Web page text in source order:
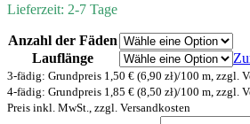
Lieferzeit: 2-7 Tage
Anzahl der Fäden
Lauflänge
3-fädig: Grundpreis 1,50 € (6,90 zł)/100 m, zzgl.
4-fädig: Grundpreis 1,85 € (8,50 zł)/100 m, zzgl.
Preis inkl. MwSt., zzgl. Versandkosten